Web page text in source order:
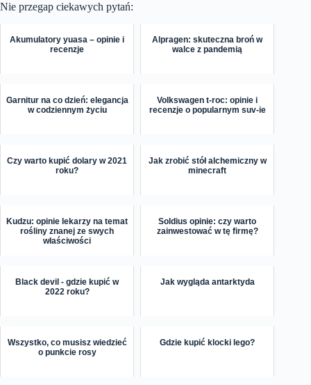
Nie przegap ciekawych pytań:
Akumulatory yuasa – opinie i
recenzje
Alpragen: skuteczna broń w
walce z pandemią
Garnitur na co dzień: elegancja
w codziennym życiu
Volkswagen t-roc: opinie i
recenzje o popularnym suv-ie
Czy warto kupić dolary w 2021
roku?
Jak zrobić stół alchemiczny w
minecraft
Kudzu: opinie lekarzy na temat
rośliny znanej ze swych
właściwości
Soldius opinie: czy warto
zainwestować w tę firmę?
Black devil - gdzie kupić w
2022 roku?
Jak wygląda antarktyda
Wszystko, co musisz wiedzieć
o punkcie rosy
Gdzie kupić klocki lego?